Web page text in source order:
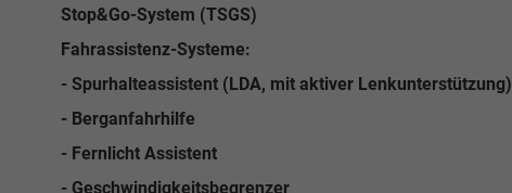
Stop&Go-System (TSGS)
Fahrassistenz-Systeme:
- Spurhalteassistent (LDA, mit aktiver Lenkunterstützung)
- Berganfahrhilfe
- Fernlicht Assistent
- Geschwindigkeitsbegrenzer